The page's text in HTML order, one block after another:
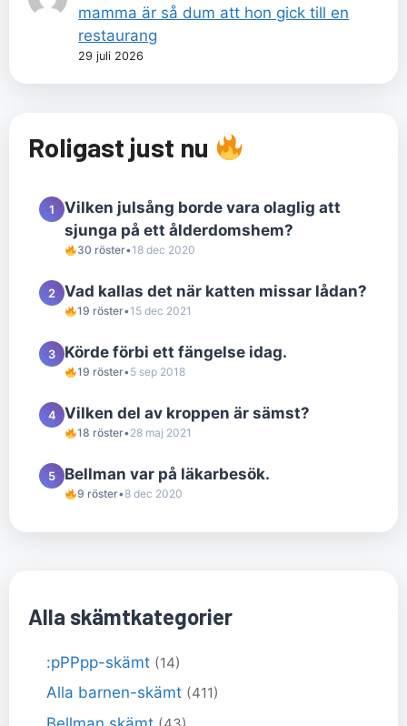
mamma är så dum att hon gick till en
restaurang
29 juli 2026
Roligast just nu
1
Vilken julsång borde vara olaglig att
sjunga på ett ålderdomshem?
30 röster•18 dec 2020
2 Vad kallas det när katten missar lådan?
19 röster•15 dec 2021
3 Körde förbi ett fängelse idag.
19 röster•5 sep 2018
4 Vilken del av kroppen är sämst?
18 röster•28 maj 2021
5 Bellman var på läkarbesök.
9 röster•8 dec 2020
Alla skämtkategorier
:pPPpp-skämt (14)
Alla barnen-skämt (411)